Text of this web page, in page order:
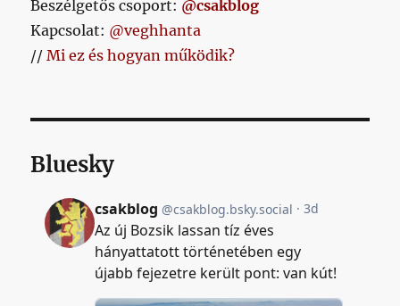
Beszélgetős csoport: @csakblog
Kapcsolat: @veghhanta
//Mi ez és hogyan működik?
Bluesky